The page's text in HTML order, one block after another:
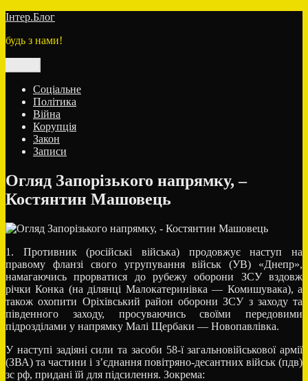
Перейти
вмісту
Інтер.Блог
будь з нами!
Соціальне
Політика
Війна
Корупція
Закон
Записи
Огляд Запорізького напрямку, –
Костянтин Машовець
1. Противник (російські війська) продовжує наступ на
правому фланзі свого угрупування військ (УВ) «Днепр»,
намагаючись прорватися до рубежу оборони ЗСУ вздовж
річки Конка (на ділянці Малокатеринівка — Комишувака), а
також охопити Оріхівський район оборони ЗСУ з заходу та
південного заходу, просуваючись своїми передовими
підрозділами у напрямку Малі Щербаки — Новопавлівка.
У наступі задіяні сили та засоби 58-ї загальновійськової армії
(ЗВА) та частини і з’єднання повітряно-десантних військ (пдв)
зс рф, придані їй для підсилення. Зокрема: